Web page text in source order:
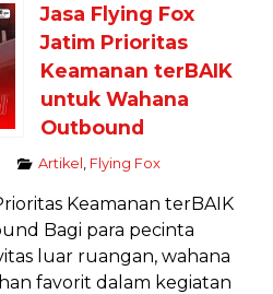
Jasa Flying Fox
Jatim Prioritas
Keamanan terBAIK
untuk Wahana
Outbound
Artikel Flying Fox
Keamanan terBAIK
Bagi para pecinta
luar ruangan, wahana
favorit dalam kegiatan